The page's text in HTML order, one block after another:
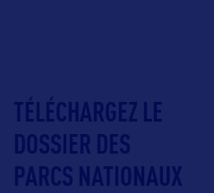
TÉLÉCHARGEZ LE
DOSSIER DES
PARCS NATIONAUX